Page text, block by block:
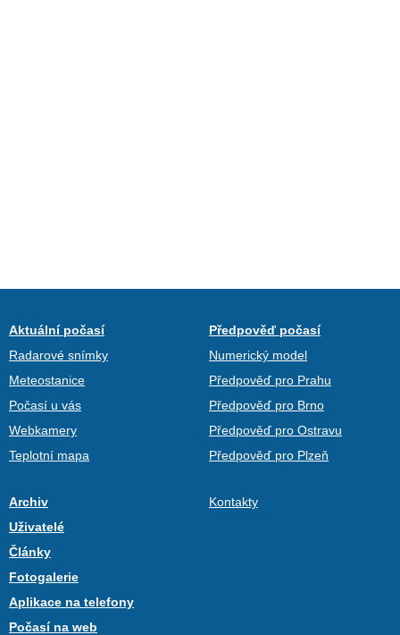
Aktuální počasí
Radarové snímky
Meteostanice
Počasí u vás
Webkamery
Teplotní mapa
Předpověď počasí
Numerický model
Předpověď pro Prahu
Předpověď pro Brno
Předpověď pro Ostravu
Předpověď pro Plzeň
Archiv
Uživatelé
Články
Fotogalerie
Aplikace na telefony
Počasí na web
Kontakty